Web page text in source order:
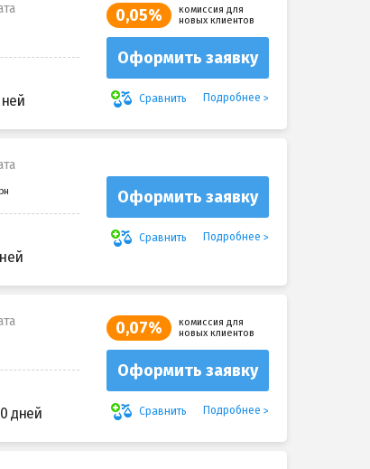
0,05%
комиссия для
новых клиентов
Оформить заявку
Сравнить Подробнее
Оформить заявку
Сравнить Подробнее
дней
0,07%
комиссия для
новых клиентов
Оформить заявку
Сравнить Подробнее